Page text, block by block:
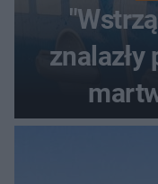
znalazły